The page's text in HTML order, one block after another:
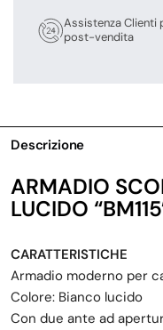
Assistenza Clienti
post-vendita
Descrizione
ARMADIO
LUCIDO
CARATTERISTICHE
Armadio moderno per
Colore: Bianco lucido
Con due ante ad